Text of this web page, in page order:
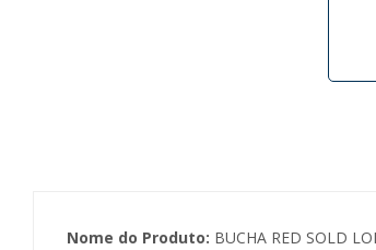
Nome do Produto: BUCHA RED SOLD